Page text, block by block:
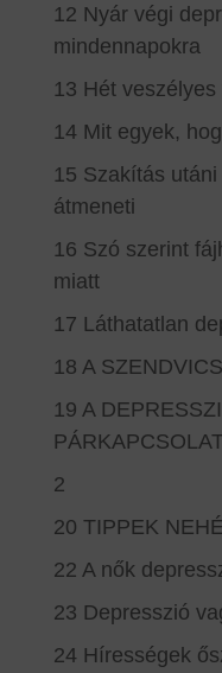
12 Nyár végi
mindennapokra
13 Hét
14 Mit egyek,
15 Szakítás
átmeneti
16 Szó szerint
miatt
17 Láthatatlan
18 A
19 A
2
20 TIPPEK
22 A nők
23 Depresszió
24 Hírességek